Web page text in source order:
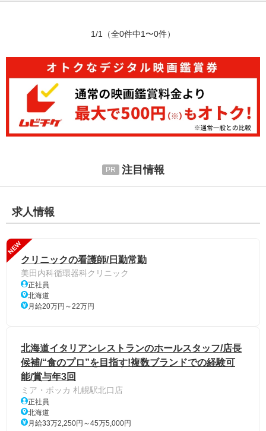
1/1 （全0件中1〜0件）
注目情報
求人情報
NEW
クリニックの看護師/日勤常勤
美田内科循環器科クリニック
正社員
北海道
月給20万円～22万円
北海道イタリアンレストランのホールスタッフ/店長
候補/“食のプロ”を目指す!複数ブランドでの経験可
能/賞与年3回
ミア・ボッカ 札幌駅北口店
正社員
北海道
月給33万2,250円～45万5,000円